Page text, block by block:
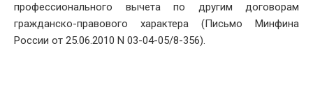
профессионального вычета по другим договорам
гражданско-правового характера (Письмо Минфина
России от 25.06.2010 N 03-04-05/8-356).